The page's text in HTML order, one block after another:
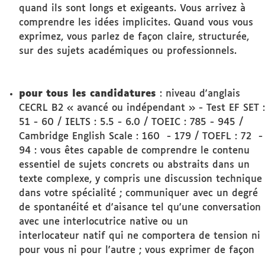
quand ils sont longs et exigeants. Vous arrivez à
comprendre les idées implicites. Quand vous vous
exprimez, vous parlez de façon claire, structurée,
sur des sujets académiques ou professionnels.
pour tous les candidatures : niveau d'anglais
CECRL B2 « avancé ou indépendant » - Test EF SET :
51 - 60 / IELTS : 5.5 - 6.0 / TOEIC : 785 - 945 /
Cambridge English Scale : 160 - 179 / TOEFL : 72 -
94 : vous êtes capable de comprendre le contenu
essentiel de sujets concrets ou abstraits dans un
texte complexe, y compris une discussion technique
dans votre spécialité ; communiquer avec un degré
de spontanéité et d'aisance tel qu'une conversation
avec une interlocutrice native ou un
interlocateur natif qui ne comportera de tension ni
pour vous ni pour l'autre ; vous exprimer de façon